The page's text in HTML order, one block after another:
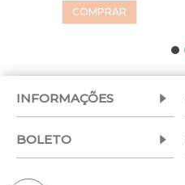
COMPRAR
INFORMAÇÕES
BOLETO